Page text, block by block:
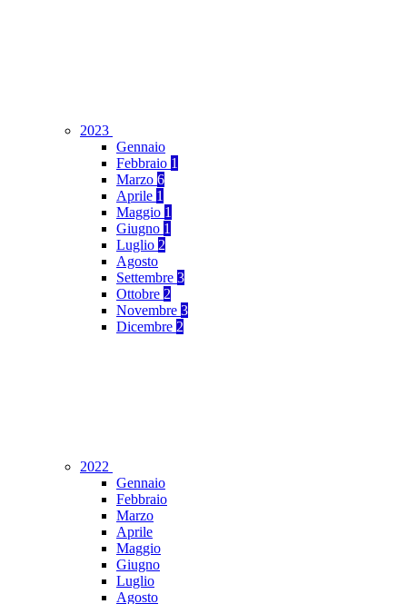
2023
Gennaio
Febbraio 1
Marzo 6
Aprile 1
Maggio 1
Giugno 1
Luglio 2
Agosto
Settembre 3
Ottobre 2
Novembre 3
Dicembre 2
2022
Gennaio
Febbraio
Marzo
Aprile
Maggio
Giugno
Luglio
Agosto